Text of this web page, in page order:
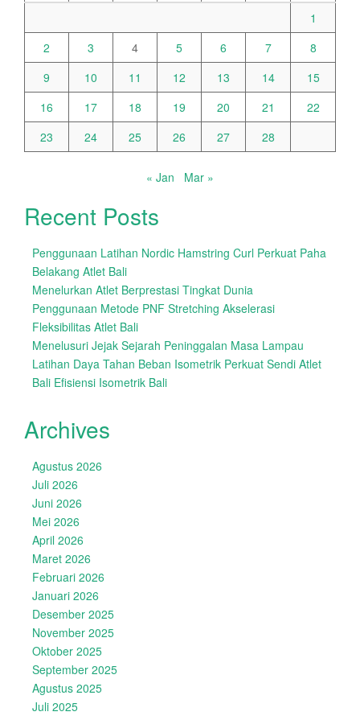
1
2
3 4 5 6 7
8
9
10 11 12 13 14
15
16
17 18 19 20 21
22
23
24 25 26 27 28
« Jan Mar »
Recent Posts
Penggunaan Latihan Nordic Hamstring Curl Perkuat Paha
Belakang Atlet Bali
Menelurkan Atlet Berprestasi Tingkat Dunia
Penggunaan Metode PNF Stretching Akselerasi
Fleksibilitas Atlet Bali
Menelusuri Jejak Sejarah Peninggalan Masa Lampau
Latihan Daya Tahan Beban Isometrik Perkuat Sendi Atlet
Bali Efisiensi Isometrik Bali
Archives
Agustus 2026
Juli 2026
Juni 2026
Mei 2026
April 2026
Maret 2026
Februari 2026
Januari 2026
Desember 2025
November 2025
Oktober 2025
September 2025
Agustus 2025
Juli 2025